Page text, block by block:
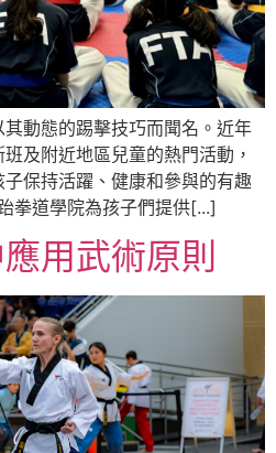
動態的踢擊技巧而聞名。近年
及附近地區兒童的熱門活動，
保持活躍、健康和參與的有趣
拳道學院為孩子們提供[...]
用武術原則